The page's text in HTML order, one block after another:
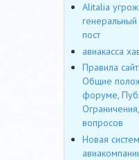
Alitalia
пост
авиакасса
Правила
Общие
форуме,
вопросов
Новая